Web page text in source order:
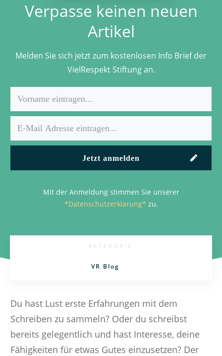
Verpasse keinen neuen
Artikel
Melden Sie sich jetzt zum kostenlosen Info Brief der
VielRespekt Stiftung an.
Jetzt anmelden
Mit der Anmeldung stimmen Sie unserer
*Datenschutzerklärung* zu.
KATEGORIE
VR Blog
Du hast Lust erste Erfahrungen mit dem
Schreiben zu sammeln? Oder du schreibst
bereits gelegentlich und hast Interesse, deine
Fähigkeiten für etwas Gutes einzusetzen? Der